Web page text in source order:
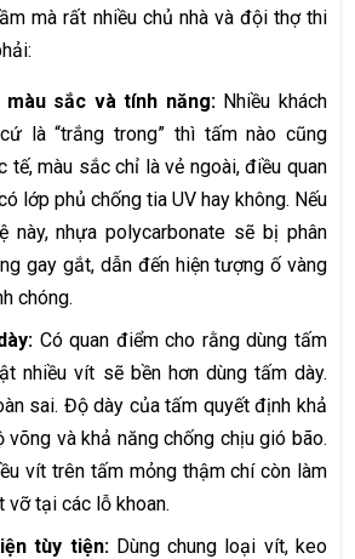
mà rất nhiều chủ nhà và đội thợ thi
màu sắc và tính năng:Nhiều khách
là “trắng trong” thì tấm nào cũng
tế, màu sắc chỉ là vẻ ngoài, điều quan
lớp phủ chống tia UV hay không. Nếu
này, nhựa polycarbonate sẽ bị phân
gay gắt, dẫn đến hiện tượng ố vàng
chóng.
Có quan điểm cho rằng dùng tấm
nhiều vít sẽ bền hơn dùng tấm dày.
sai. Độ dày của tấm quyết định khả
võng và khả năng chống chịu gió bão.
vít trên tấm mỏng thậm chí còn làm
vỡ tại các lỗ khoan.
tùy tiện:Dùng chung loại vít, keo